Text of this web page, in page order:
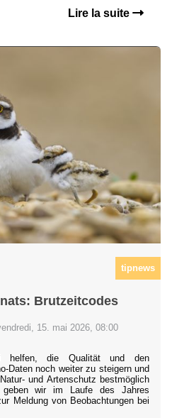
Lire la suite
tipnews
Brutzeitcodes
15. mai 2026, 08:00
helfen, die Qualität und den
Daten noch weiter zu steigern und
und Artenschutz bestmöglich
wir im Laufe des Jahres
Meldung von Beobachtungen bei